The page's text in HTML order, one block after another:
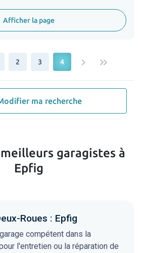
Afficher la page
2 3 4 keyboard_arrow_right keyboard_double_arrow_right
ma recherche
garagistes à
Epfig
Roues : Epfig
compétent dans la
l'entretien ou la réparation de